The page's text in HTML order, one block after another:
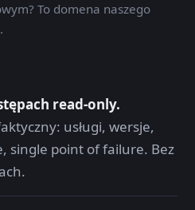
To domena naszego
.
read-only.
usługi, wersje,
single point of failure. Bez